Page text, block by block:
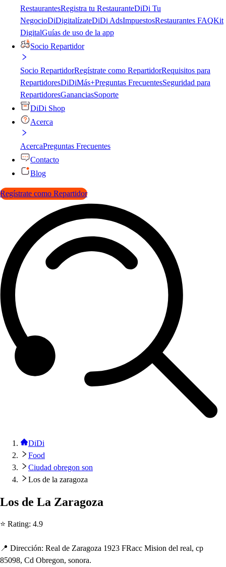
RestaurantesRegistra tu RestauranteDiDi Tu
NegocioDiDigitalízateDiDi AdsImpuestosRestaurantes FAQKit
DigitalGuías de uso de la app
Socio Repartidor
Socio RepartidorRegístrate como RepartidorRequisitos para
RepartidoresDiDiMás+Preguntas FrecuentesSeguridad para
RepartidoresGananciasSoporte
DiDi Shop
Acerca
AcercaPreguntas Frecuentes
Contacto
Blog
Regístrate como Repartidor
DiDi
Food
Ciudad obregon son
Los de la zaragoza
Los de La Zaragoza
⭐ Rating: 4.9
📍 Dirección: Real de Zaragoza 1923 FRacc Mision del real, cp
85098, Cd Obregon, sonora.